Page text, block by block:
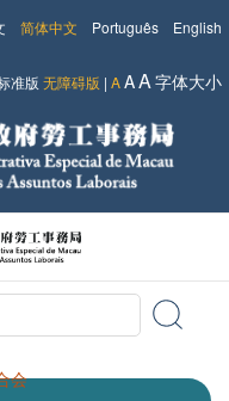
English
Português
简体中文
准版 无障碍版 | AAA字体大小
会